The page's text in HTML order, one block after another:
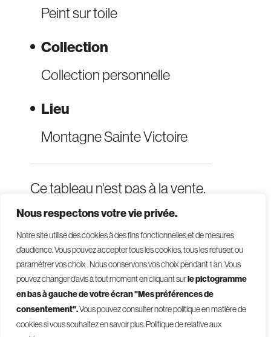
Nous respectons votre vie privée.
Notre site utilise des cookies à des fins fonctionnelles et de mesures
d’audience. Vous pouvez accepter tous les cookies, tous les refuser, ou
paramétrer vos choix . Nous conservons vos choix pendant 1 an.Vous
pouvez changer d’avis à tout moment en cliquant surle pictogramme
en bas à gauche de votre écran "Mes préférences de
consentement".Vous pouvez consulter notre politique en matière de
cookies si vous souhaitez en savoir plus.Politique de relative aux
Peint sur toile
Collection
Collection personnelle
Lieu
Montagne Sainte Victoire
Ce tableau n'est pas à la vente.
© 2026 - Givelet
Conditions générales de vente